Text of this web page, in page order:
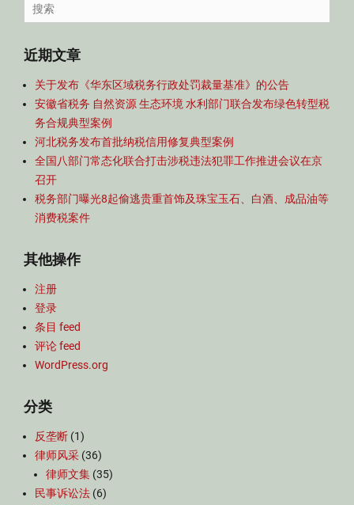
航
Search
for:
近期文章
关于发布《华东区域税务行政处罚裁量基准》的公告
安徽省税务 自然资源 生态环境 水利部门联合发布绿色转型税
务合规典型案例
河北税务发布首批纳税信用修复典型案例
全国八部门常态化联合打击涉税违法犯罪工作推进会议在京
召开
税务部门曝光8起偷逃贵重首饰及珠宝玉石、白酒、成品油等
消费税案件
其他操作
注册
登录
条目 feed
评论 feed
WordPress.org
分类
反垄断 (1)
律师风采 (36)
律师文集 (35)
民事诉讼法 (6)